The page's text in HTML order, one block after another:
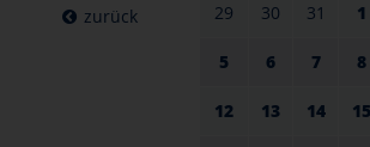
29 30 31 1
5 6 7 8
12 13 14 15
zurück